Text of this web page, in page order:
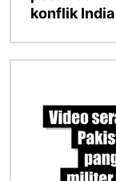
konflik